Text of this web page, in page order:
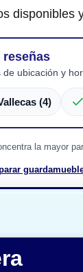
disponibles
reseñas
ubicación y
(4)
la mayor